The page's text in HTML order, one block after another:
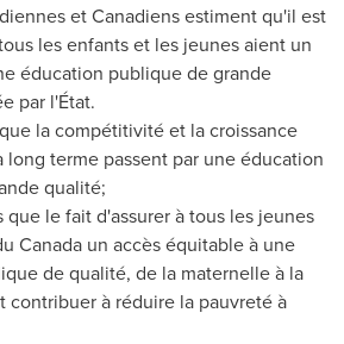
et Canadiens estiment qu'il est
les enfants et les jeunes aient un
éducation publique de grande
par l'État.
la compétitivité et la croissance
long terme passent par une éducation
qualité;
que le fait d'assurer à tous les jeunes
Canada un accès équitable à une
de qualité, de la maternelle à la
contribuer à réduire la pauvreté à